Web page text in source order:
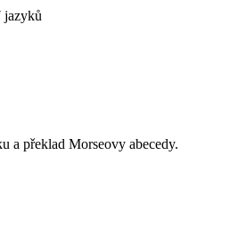
jazyků
a překlad Morseovy abecedy.